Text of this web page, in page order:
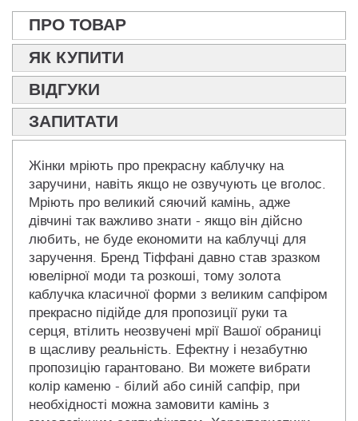
ПРО ТОВАР
ЯК КУПИТИ
ВІДГУКИ
ЗАПИТАТИ
Жінки мріють про прекрасну каблучку на
заручини, навіть якщо не озвучують це вголос.
Мріють про великий сяючий камінь, адже
дівчині так важливо знати - якщо він дійсно
любить, не буде економити на каблучці для
заручення. Бренд Тіффані давно став зразком
ювелірної моди та розкоші, тому золота
каблучка класичної форми з великим сапфіром
прекрасно підійде для пропозиції руки та
серця, втілить неозвучені мрії Вашої обраниці
в щасливу реальність. Ефектну і незабутню
пропозицію гарантовано. Ви можете вибрати
колір каменю - білий або синій сапфір, при
необхідності можна замовити камінь з